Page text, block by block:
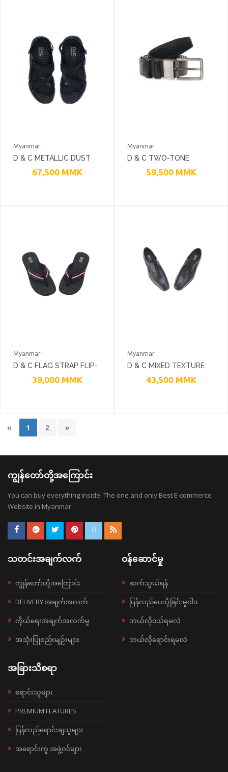
Myanmar
D & C METALLIC DUST
VELCRO STRAP
67,500 MMK
Myanmar
D & C TWO-TONE
SMOOTH LEATHER
59,500 MMK
Myanmar
D & C FLAG STRAP FLIP-
FLOPS39,000 MMK
Myanmar
D & C MIXED TEXTURE
LACE UP DERBY DRESS
43,500 MMK
« 1 2 »
ကျွန်တော်တို့အကြောင်း
You can buy everything inside. The one and only Best E-commerce
Website in Myanmar
သတင်းအချက်လက်
ကျွန်တော်တို့အကြောင်း
DELIVERY အချက်အလက်
ကိုယ်ရေးအချက်အလက်မူ
အသုံးပြုစည်းမျဉ်းများ
ဝန်ဆောင်မှု
ဆက်သွယ်ရန်
ပြန်လည်ပေးပို့ခြင်းမူဝါဒ
ဘယ်လို၀ယ်ရမလဲ
ဘယ်လိုရောင်းရမလဲ
အခြားသိစရာ
ရောင်းသူများ
PREMIUM FEATURES
ပြန်လည်ရောင်းချသူများ
အရောင်းကူ အဖွဲ့ဝင်များ